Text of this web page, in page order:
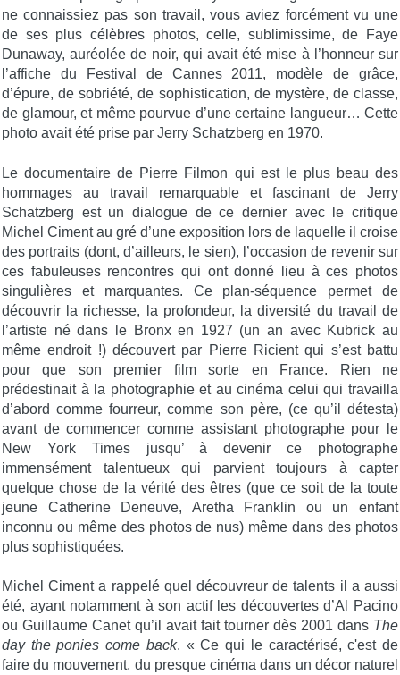
ne connaissiez pas son travail, vous aviez forcément vu une
de ses plus célèbres photos, celle, sublimissime, de Faye
Dunaway, auréolée de noir, qui avait été mise à l’honneur sur
l’affiche du Festival de Cannes 2011, modèle de grâce,
d’épure, de sobriété, de sophistication, de mystère, de classe,
de glamour, et même pourvue d’une certaine langueur… Cette
photo avait été prise par Jerry Schatzberg en 1970.
Le documentaire de Pierre Filmon qui est le plus beau des
hommages au travail remarquable et fascinant de Jerry
Schatzberg est un dialogue de ce dernier avec le critique
Michel Ciment au gré d’une exposition lors de laquelle il croise
des portraits (dont, d’ailleurs, le sien), l’occasion de revenir sur
ces fabuleuses rencontres qui ont donné lieu à ces photos
singulières et marquantes. Ce plan-séquence permet de
découvrir la richesse, la profondeur, la diversité du travail de
l’artiste né dans le Bronx en 1927 (un an avec Kubrick au
même endroit !) découvert par Pierre Ricient qui s’est battu
pour que son premier film sorte en France. Rien ne
prédestinait à la photographie et au cinéma celui qui travailla
d’abord comme fourreur, comme son père, (ce qu’il détesta)
avant de commencer comme assistant photographe pour le
New York Times jusqu’ à devenir ce photographe
immensément talentueux qui parvient toujours à capter
quelque chose de la vérité des êtres (que ce soit de la toute
jeune Catherine Deneuve, Aretha Franklin ou un enfant
inconnu ou même des photos de nus) même dans des photos
plus sophistiquées.
Michel Ciment a rappelé quel découvreur de talents il a aussi
été, ayant notamment à son actif les découvertes d’Al Pacino
ou Guillaume Canet qu’il avait fait tourner dès 2001 dans The
day the ponies come back. « Ce qui le caractérisé, c'est de
faire du mouvement, du presque cinéma dans un décor naturel